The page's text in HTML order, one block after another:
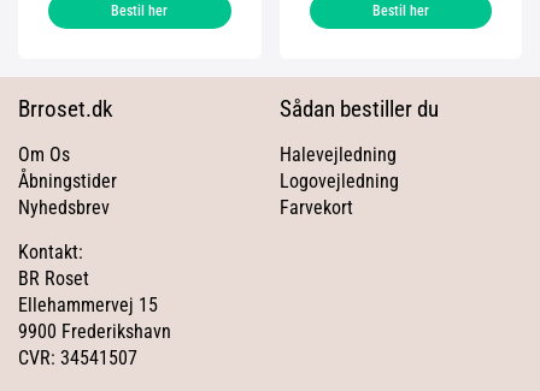
Bestil her Bestil her
Brroset.dk
Om Os
Åbningstider
Nyhedsbrev
Kontakt:
BR Roset
Ellehammervej 15
9900 Frederikshavn
CVR: 34541507
Sådan bestiller du
Halevejledning
Logovejledning
Farvekort